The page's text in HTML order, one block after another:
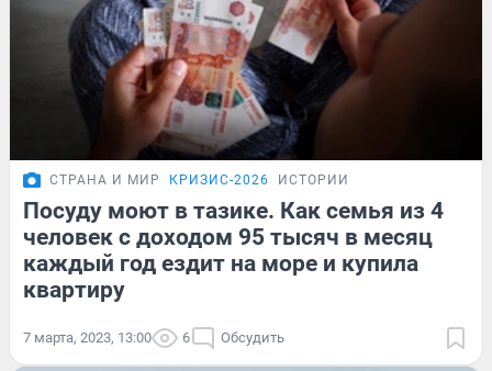
СТРАНА И МИР КРИЗИС-2026 ИСТОРИИ
Посуду моют в тазике. Как семья из 4
человек с доходом 95 тысяч в месяц
каждый год ездит на море и купила
квартиру
7 марта, 2023, 13:00 6 Обсудить